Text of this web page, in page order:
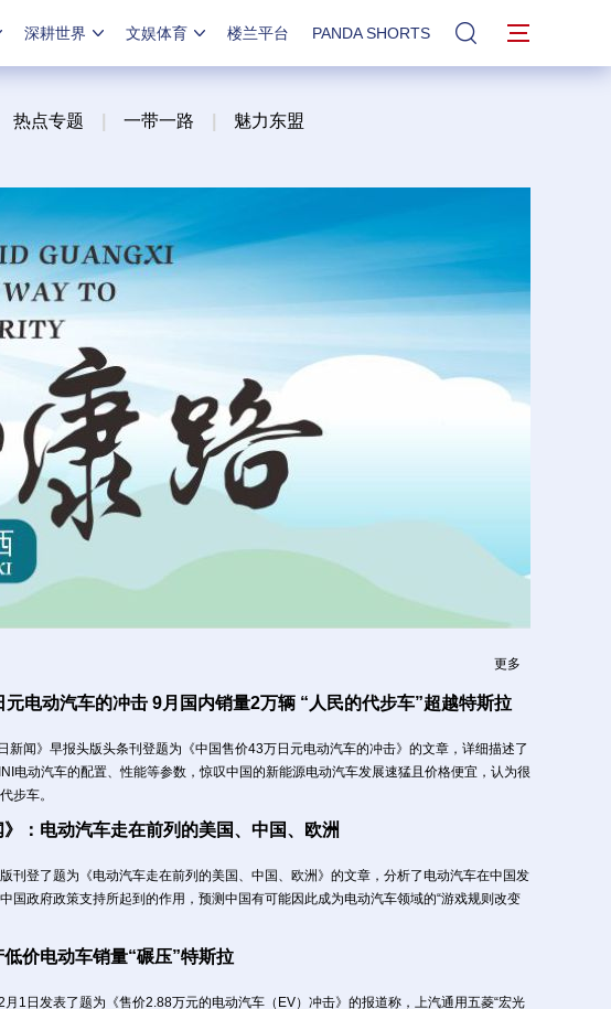
深耕世界 文娱体育 楼兰平台 PANDA SHORTS 站内搜索
热点专题 一带一路 魅力东盟
更多
电动汽车的冲击 9月国内销量2万辆 “人民的代步车”超越特斯拉
新闻》早报头版头条刊登题为《中国售价43万日元电动汽车的冲击》的文章，详细描述了
电动汽车的配置、性能等参数，惊叹中国的新能源电动汽车发展速猛且价格便宜，认为很
步车。
》：电动汽车走在前列的美国、中国、欧洲
刊登了题为《电动汽车走在前列的美国、中国、欧洲》的文章，分析了电动汽车在中国发
国政府政策支持所起到的作用，预测中国有可能因此成为电动汽车领域的“游戏规则改变
价电动车销量“碾压”特斯拉
月1日发表了题为《售价2.88万元的电动汽车（EV）冲击》的报道称，上汽通用五菱“宏光